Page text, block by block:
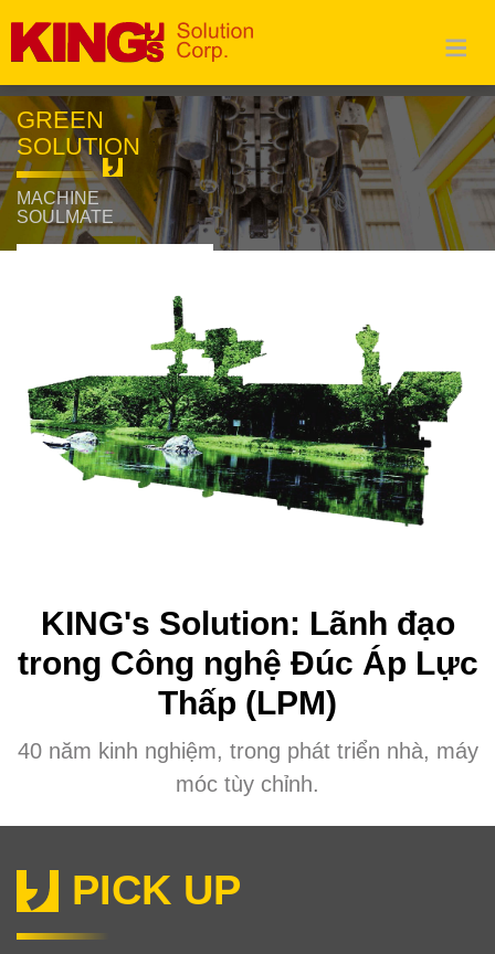
GREEN
SOLUTION
MACHINE
SOULMATE
KING's Solution: Lãnh đạo
trong Công nghệ Đúc Áp Lực
Thấp (LPM)
40 năm kinh nghiệm, trong phát triển nhà, máy
móc tùy chỉnh.
PICK UP